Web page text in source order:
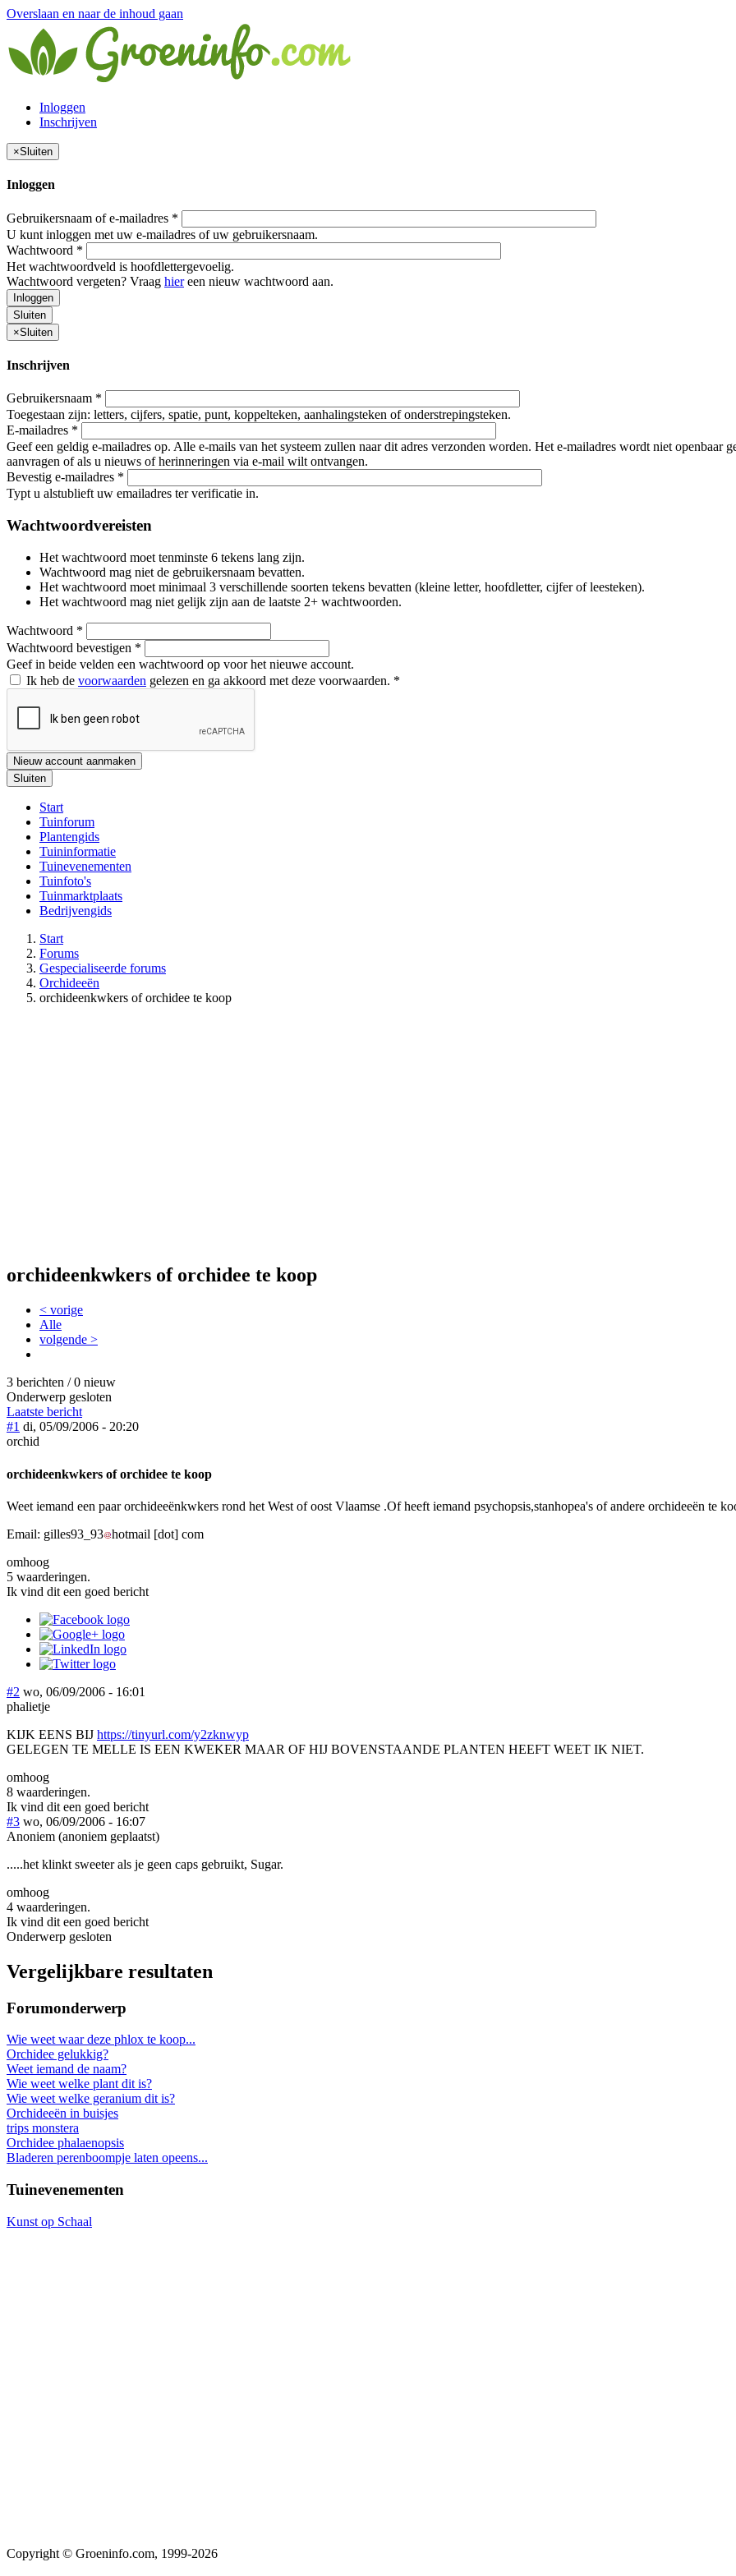
Overslaan en naar de inhoud gaan
Inloggen
Inschrijven
×Sluiten
Inloggen
Gebruikersnaam of e-mailadres *
U kunt inloggen met uw e-mailadres of uw gebruikersnaam.
Wachtwoord *
Het wachtwoordveld is hoofdlettergevoelig.
Wachtwoord vergeten? Vraag hiereen nieuw wachtwoord aan.
Inloggen
Sluiten
×Sluiten
Inschrijven
Gebruikersnaam *
Toegestaan zijn: letters, cijfers, spatie, punt, koppelteken, aanhalingsteken of onderstrepingsteken.
E-mailadres *
Geef een geldig e-mailadres op. Alle e-mails van het systeem zullen naar dit adres verzonden worden. Het e-mailadres wordt niet
aanvragen of als u nieuws of herinneringen via e-mail wilt ontvangen.
Bevestig e-mailadres *
Typt u alstublieft uw emailadres ter verificatie in.
Wachtwoordvereisten
Het wachtwoord moet tenminste 6 tekens lang zijn.
Wachtwoord mag niet de gebruikersnaam bevatten.
Het wachtwoord moet minimaal 3 verschillende soorten tekens bevatten (kleine letter, hoofdletter, cijfer of leesteken).
Het wachtwoord mag niet gelijk zijn aan de laatste 2+ wachtwoorden.
Wachtwoord *
Wachtwoord bevestigen *
Geef in beide velden een wachtwoord op voor het nieuwe account.
Ik heb de voorwaarden gelezen en ga akkoord met deze voorwaarden. *
Nieuw account aanmaken
Sluiten
Start
Tuinforum
Plantengids
Tuininformatie
Tuinevenementen
Tuinfoto's
Tuinmarktplaats
Bedrijvengids
Start
Forums
Gespecialiseerde forums
Orchideeën
orchideenkwkers of orchidee te koop
orchideenkwkers of orchidee te koop
< vorige
Alle
volgende >
3 berichten / 0 nieuw
Onderwerp gesloten
Laatste bericht
#1 di, 05/09/2006 - 20:20
orchid
orchideenkwkers of orchidee te koop
Weet iemand een paar orchideeënkwkers rond het West of oost Vlaamse .Of heeft iemand psychopsis,stanhopea's of andere orchideeën te
Email: gilles93_93 hotmail [dot] com
omhoog
5 waarderingen.
Ik vind dit een goed bericht
#2 wo, 06/09/2006 - 16:01
phalietje
KIJK EENS BIJ https://tinyurl.com/y2zknwyp
GELEGEN TE MELLE IS EEN KWEKER MAAR OF HIJ BOVENSTAANDE PLANTEN HEEFT WEET IK NIET.
omhoog
8 waarderingen.
Ik vind dit een goed bericht
#3 wo, 06/09/2006 - 16:07
Anoniem (anoniem geplaatst)
.....het klinkt sweeter als je geen caps gebruikt, Sugar.
omhoog
4 waarderingen.
Ik vind dit een goed bericht
Onderwerp gesloten
Vergelijkbare resultaten
Forumonderwerp
Wie weet waar deze phlox te koop...
Orchidee gelukkig?
Weet iemand de naam?
Wie weet welke plant dit is?
Wie weet welke geranium dit is?
Orchideeën in buisjes
trips monstera
Orchidee phalaenopsis
Bladeren perenboompje laten opeens...
Tuinevenementen
Kunst op Schaal
Copyright © Groeninfo.com, 1999-2026